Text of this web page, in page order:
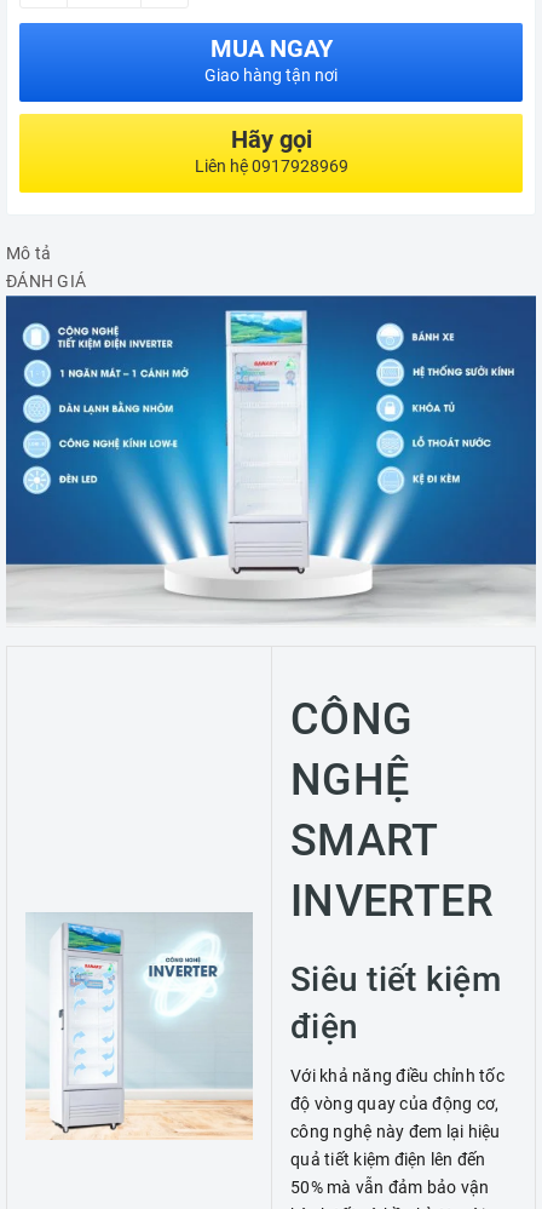
MUA NGAY
Giao hàng tận nơi
Hãy gọi
Liên hệ 0917928969
Mô tả
ĐÁNH GIÁ
CÔNG
NGHỆ
SMART
INVERTER
Siêu tiết kiệm
điện
Với khả năng điều chỉnh tốc
độ vòng quay của động cơ,
công nghệ này đem lại hiệu
quả tiết kiệm điện lên đến
50% mà vẫn đảm bảo vận